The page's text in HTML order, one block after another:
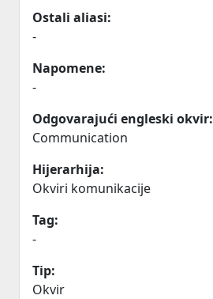
Ostali aliasi:
-
Napomene:
-
Odgovarajući engleski okvir:
Communication
Hijerarhija:
Okviri komunikacije
Tag:
-
Tip:
Okvir